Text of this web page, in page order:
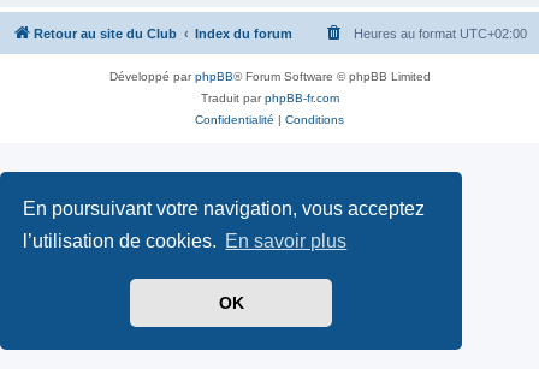
En poursuivant votre navigation, vous acceptez
l’utilisation de cookies. En savoir plus
OK
Retour au site du Club Index du forum Heures au format UTC+02:00
Développé parphpBB® Forum Software © phpBB Limited
Traduit parphpBB-fr.com
Confidentialité | Conditions